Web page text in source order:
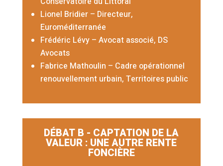
Lionel Bridier – Directeur,
Euroméditerranée
Frédéric Lévy – Avocat associé, DS
Avocats
Fabrice Mathoulin – Cadre opérationnel
renouvellement urbain, Territoires public
DÉBAT B - CAPTATION DE LA
VALEUR : UNE AUTRE RENTE
FONCIÈRE